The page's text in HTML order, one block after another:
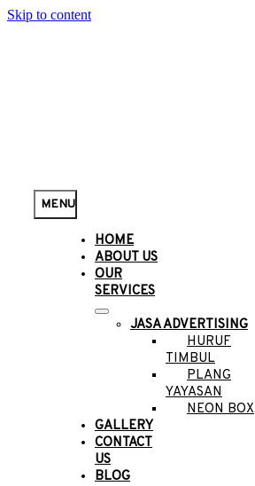
Skip to content
MENU
HOME
ABOUT US
OUR
SERVICES
JASA ADVERTISING
HURUF
TIMBUL
PLANG
YAYASAN
NEON BOX
GALLERY
CONTACT
US
BLOG